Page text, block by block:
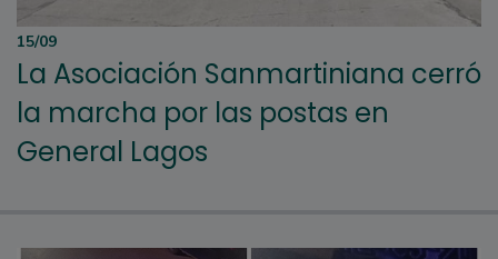
15/09
La Asociación Sanmartiniana cerró
la marcha por las postas en
General Lagos